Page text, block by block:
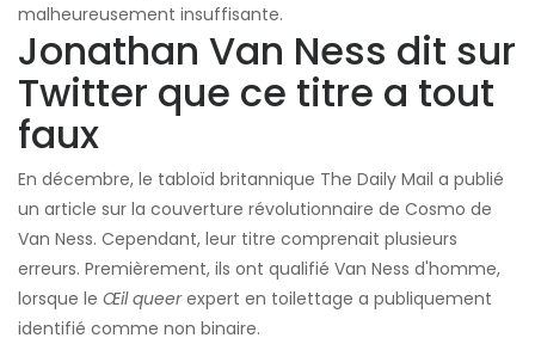
malheureusement insuffisante.
Jonathan Van Ness dit sur
Twitter que ce titre a tout
faux
En décembre, le tabloïd britannique The Daily Mail a publié
un article sur la couverture révolutionnaire de Cosmo de
Van Ness. Cependant, leur titre comprenait plusieurs
erreurs. Premièrement, ils ont qualifié Van Ness d'homme,
lorsque le Œil queerexpert en toilettage a publiquement
identifié comme non binaire.